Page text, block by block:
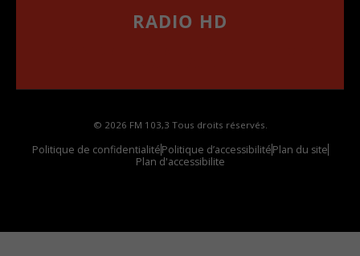
RADIO HD
© 2026 FM 103,3 Tous droits réservés.
Politique de confidentialitéPolitique d’accessibilitéPlan du site
Plan d'accessibilite